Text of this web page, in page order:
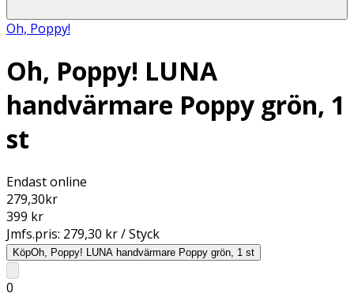
Oh, Poppy!
Oh, Poppy! LUNA
handvärmare Poppy grön, 1
st
Endast online
279,30kr
399 kr
Jmfs.pris: 279,30 kr / Styck
KöpOh, Poppy! LUNA handvärmare Poppy grön, 1 st
0